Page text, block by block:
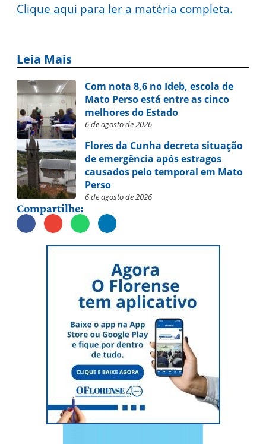
Clique aqui para ler a matéria completa.
Leia Mais
Com nota 8,6 no Ideb, escola de
Mato Perso está entre as cinco
melhores do Estado
6 de agosto de 2026
Flores da Cunha decreta situação
de emergência após estragos
causados pelo temporal em Mato
Perso
6 de agosto de 2026
Compartilhe: